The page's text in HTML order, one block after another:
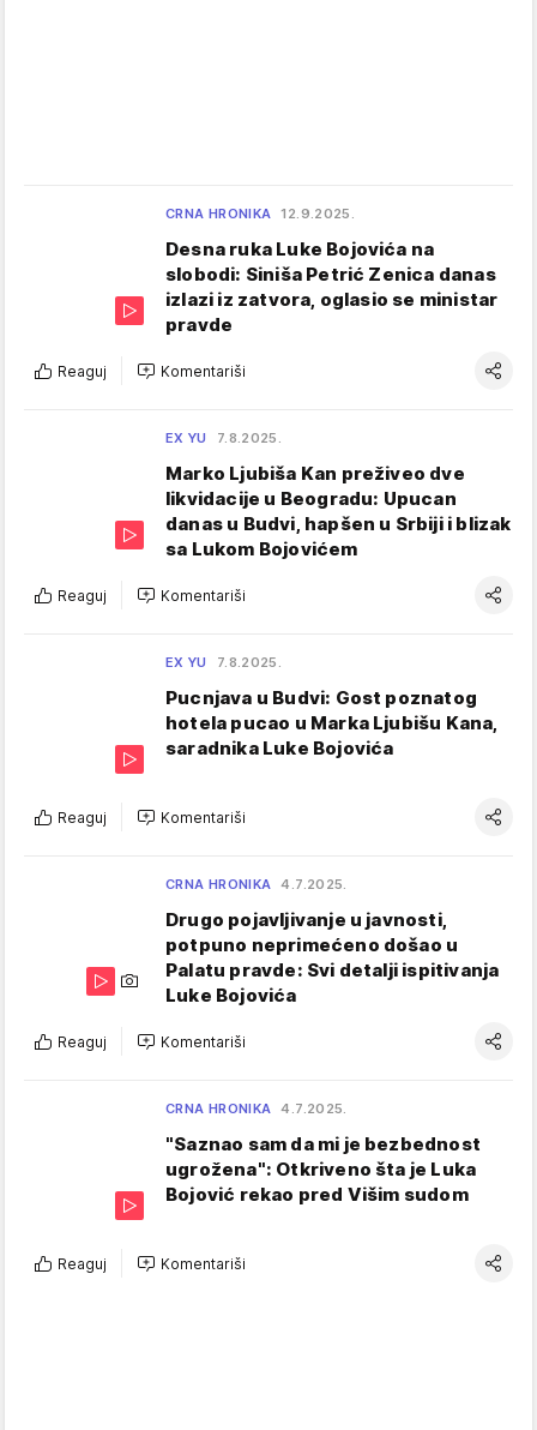
CRNA HRONIKA 12.9.2025.
Desna ruka Luke Bojovića na
slobodi: Siniša Petrić Zenica danas
izlazi iz zatvora, oglasio se ministar
pravde
Reaguj Komentariši
EX YU 7.8.2025.
Marko Ljubiša Kan preživeo dve
likvidacije u Beogradu: Upucan
danas u Budvi, hapšen u Srbiji i blizak
sa Lukom Bojovićem
Reaguj Komentariši
EX YU 7.8.2025.
Pucnjava u Budvi: Gost poznatog
hotela pucao u Marka Ljubišu Kana,
saradnika Luke Bojovića
Reaguj Komentariši
CRNA HRONIKA 4.7.2025.
Drugo pojavljivanje u javnosti,
potpuno neprimećeno došao u
Palatu pravde: Svi detalji ispitivanja
Luke Bojovića
Reaguj Komentariši
CRNA HRONIKA 4.7.2025.
"Saznao sam da mi je bezbednost
ugrožena": Otkriveno šta je Luka
Bojović rekao pred Višim sudom
Reaguj Komentariši